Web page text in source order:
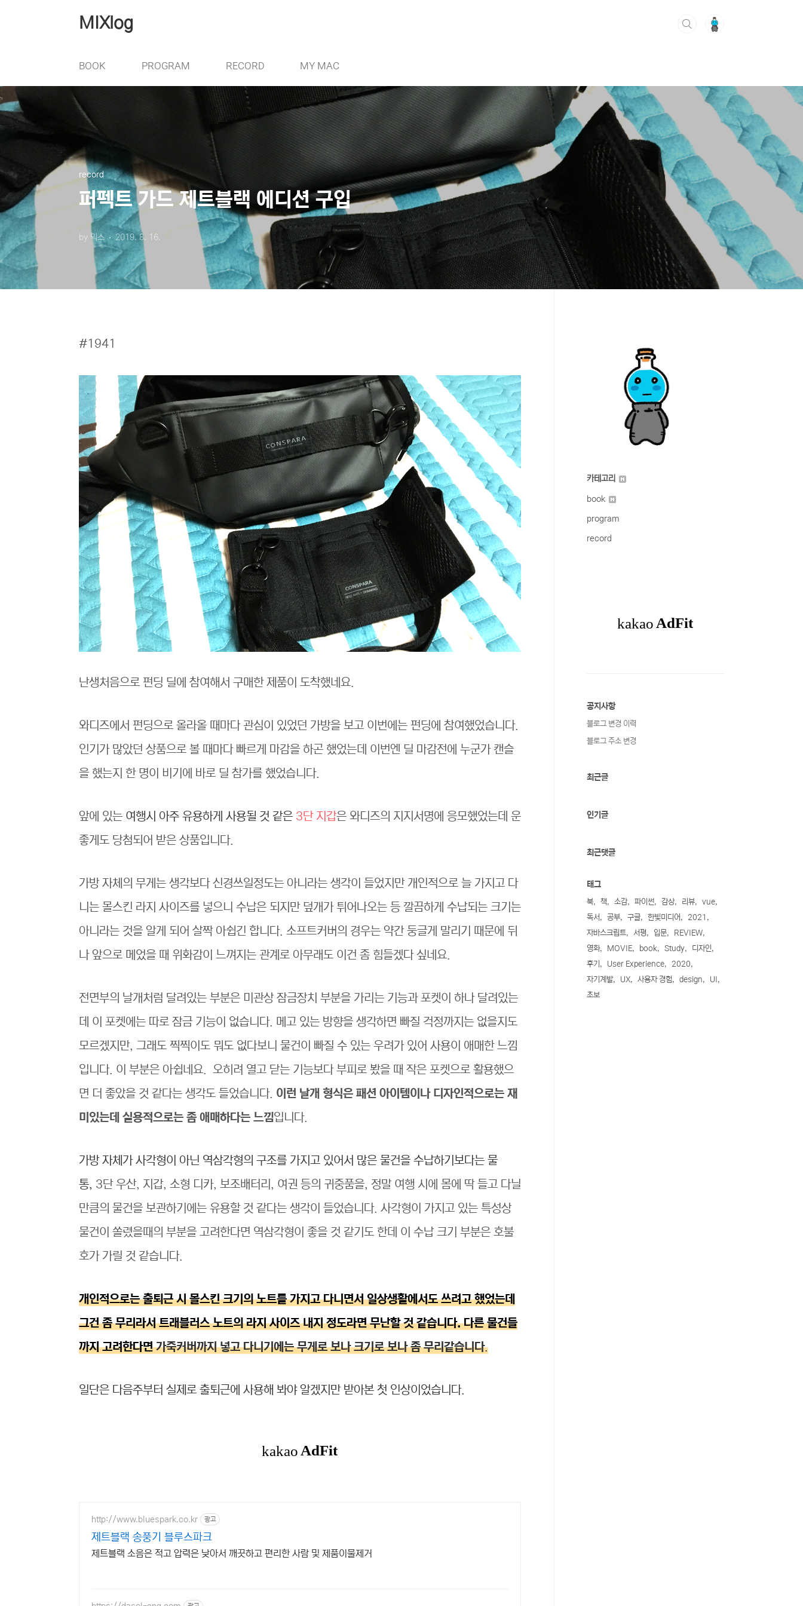
MIXlog
BOOK PROGRAM RECORD MY MAC
record
퍼펙트 가드 제트블랙 에디션 구입
by 믹스 2019. 8. 16.
#1941
난생처음으로 펀딩 딜에 참여해서 구매한 제품이 도착했네요.
와디즈에서 펀딩으로 올라올 때마다 관심이 있었던 가방을 보고 이번에는 펀딩에 참여했었습니다.
인기가 많았던 상품으로 볼 때마다 빠르게 마감을 하곤 했었는데 이번엔 딜 마감전에 누군가 캔슬
을 했는지 한 명이 비기에 바로 딜 참가를 했었습니다.
앞에 있는 여행시 아주 유용하게 사용될 것 같은 3단 지갑은 와디즈의 지지서명에 응모했었는데 운
좋게도 당첨되어 받은 상품입니다.
가방 자체의 무게는 생각보다 신경쓰일정도는 아니라는 생각이 들었지만 개인적으로 늘 가지고 다
니는 몰스킨 라지 사이즈를 넣으니 수납은 되지만 덮개가 튀어나오는 등 깔끔하게 수납되는 크기는
아니라는 것을 알게 되어 살짝 아쉽긴 합니다. 소프트커버의 경우는 약간 둥글게 말리기 때문에 뒤
나 앞으로 메었을 때 위화감이 느껴지는 관계로 아무래도 이건 좀 힘들겠다 싶네요.
전면부의 날개처럼 달려있는 부분은 미관상 잠금장치 부분을 가리는 기능과 포켓이 하나 달려있는
데 이 포켓에는 따로 잠금 기능이 없습니다. 메고 있는 방향을 생각하면 빠질 걱정까지는 없을지도
모르겠지만, 그래도 찍찍이도 뭐도 없다보니 물건이 빠질 수 있는 우려가 있어 사용이 애매한 느낌
입니다. 이 부분은 아쉽네요. 오히려 열고 닫는 기능보다 부피로 봤을 때 작은 포켓으로 활용했으
면 더 좋았을 것 같다는 생각도 들었습니다. 이런 날개 형식은 패션 아이템이나 디자인적으로는 재
미있는데 실용적으로는 좀 애매하다는 느낌입니다.
가방 자체가 사각형이 아닌 역삼각형의 구조를 가지고 있어서 많은 물건을 수납하기보다는 물
통, 3단 우산, 지갑, 소형 디카, 보조배터리, 여권 등의 귀중품을, 정말 여행 시에 몸에 딱 들고 다닐
만큼의 물건을 보관하기에는 유용할 것 같다는 생각이 들었습니다. 사각형이 가지고 있는 특성상
물건이 쏠렸을때의 부분을 고려한다면 역삼각형이 좋을 것 같기도 한데 이 수납 크기 부분은 호불
호가 가릴 것 같습니다.
개인적으로는 출퇴근 시 몰스킨 크기의 노트를 가지고 다니면서 일상생활에서도 쓰려고 했었는데
그건 좀 무리라서 트래블러스 노트의 라지 사이즈 내지 정도라면 무난할 것 같습니다. 다른 물건들
까지 고려한다면가죽커버까지 넣고 다니기에는무게로 보나 크기로 보나 좀 무리같습니다.
일단은 다음주부터 실제로 출퇴근에 사용해 봐야 알겠지만 받아본 첫 인상이었습니다.
http://www.bluespark.co.kr 광고
제트블랙 송풍기 블루스파크
제트블랙 소음은 적고 압력은 낮아서 깨끗하고 편리한 사람 및 제품이물제거
카테고리
book
program
record
공지사항
블로그 변경 이력
블로그 주소 변경
최근글
인기글
최근댓글
태그
북 책 소감 파이썬 감상 리뷰
vue
독서
공부 구글 한빛미디어
2021
자바스크립트
서평 입문
REVIEW
영화
MOVIE book Study
디자인
후기
User Experience
2020
자기계발
UX 사용자 경험 design
UI
초보